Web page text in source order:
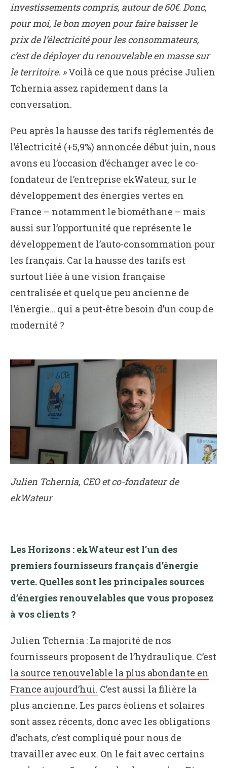
investissements compris, autour de 60€. Donc,
pour moi, le bon moyen pour faire baisser le
prix de l’électricité pour les consommateurs,
c’est de déployer du renouvelable en masse sur
le territoire. »Voilà ce que nous précise Julien
Tchernia assez rapidement dans la
conversation.
Peu après la hausse des tarifs réglementés de
l’électricité (+5,9%) annoncée début juin, nous
avons eu l’occasion d’échanger avec le co-
fondateur de l’entreprise ekWateur, sur le
développement des énergies vertes en
France – notamment le biométhane – mais
aussi sur l’opportunité que représente le
développement de l’auto-consommation pour
les français. Car la hausse des tarifs est
surtout liée à une vision française
centralisée et quelque peu ancienne de
l’énergie… qui a peut-être besoin d’un coup de
modernité ?
Julien Tchernia, CEO et co-fondateur de
ekWateur
Les Horizons : ekWateur est l’un des
premiers fournisseurs français d’énergie
verte. Quelles sont les principales sources
d’énergies renouvelables que vous proposez
à vos clients ?
Julien Tchernia : La majorité de nos
fournisseurs proposent de l’hydraulique. C’est
la source renouvelable la plus abondante en
France aujourd’hui. C’est aussi la filière la
plus ancienne. Les parcs éoliens et solaires
sont assez récents, donc avec les obligations
d’achats, c’est compliqué pour nous de
travailler avec eux. On le fait avec certains